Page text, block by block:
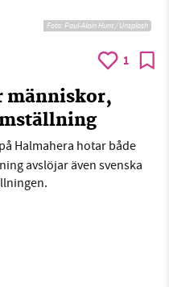
Foto: Paul-Alain Hunt / Unsplash
1
människor,
Halmahera hotar både
avslöjar även svenska